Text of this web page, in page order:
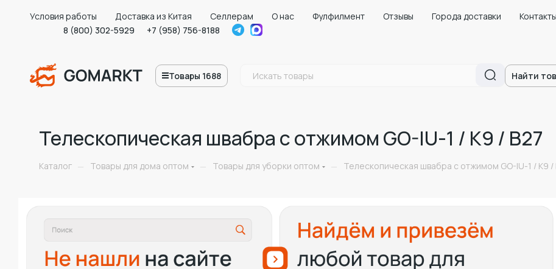
Условия работы Доставка из Китая Селлерам О нас Фулфилмент Отзывы Города доставки
Контакты
8 (800) 302-5929
+7 (958) 756-8188
Товары 1688 Найти
Телескопическая швабра с отжимом GO-IU-1 / К9 / В27
Каталог — Товары для дома оптом — Товары для уборки оптом — Телескопическая швабра с отжимом GO-IU-1 / К9 /